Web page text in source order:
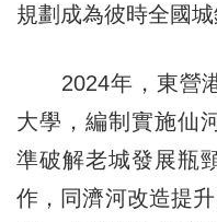
規劃成為彼時全國城
2024年，東營港
大學，編制實施仙
準破解老城發展瓶
作，同濟河改造提